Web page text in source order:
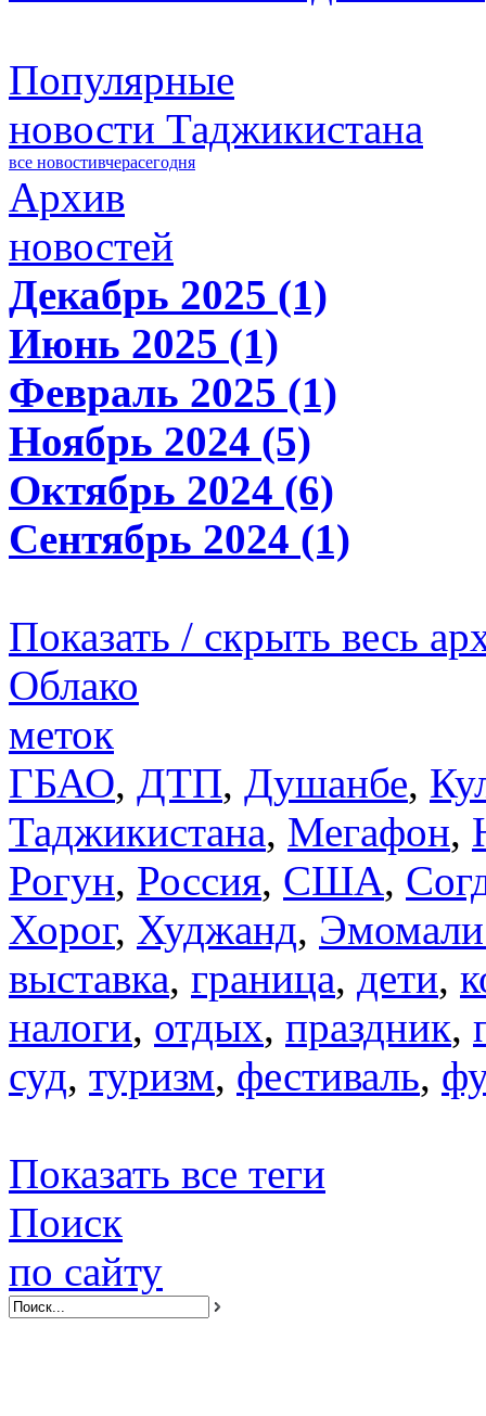
Популярные
новости Таджикистана
все новостивчерасегодня
Архив
новостей
Декабрь 2025 (1)
Июнь 2025 (1)
Февраль 2025 (1)
Ноябрь 2024 (5)
Октябрь 2024 (6)
Сентябрь 2024 (1)
Показать / скрыть весь
Облако
меток
ГБАО, ДТП, Душанбе,
Таджикистана, Мегафон,
Рогун, Россия, США,
Хорог, Худжанд,
выставка, граница, дети,
налоги, отдых, праздник,
суд, туризм, фестиваль,
Показать все теги
Поиск
по сайту